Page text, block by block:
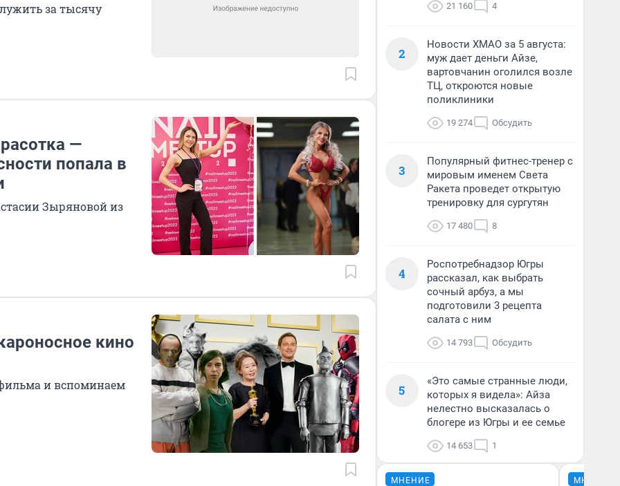
за тысячу
—
попала в
Зыряновой из
кино
и вспоминаем
21 160 4
2
Новости ХМАО за 5 августа:
муж дает деньги Айзе,
вартовчанин оголился возле
ТЦ, откроются новые
поликлиники
19 274 Обсудить
3
Популярный фитнес-тренер с
мировым именем Света
Ракета проведет открытую
тренировку для сургутян
17 480 8
4
Роспотребнадзор Югры
рассказал, как выбрать
сочный арбуз, а мы
подготовили 3 рецепта
салата с ним
14 793 Обсудить
5
«Это самые странные люди,
которых я видела»: Айза
нелестно высказалась о
блогере из Югры и ее семье
14 653 1
МНЕНИЕ МНЕНИЕ